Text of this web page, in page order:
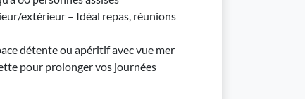
extérieur – Idéal repas, réunions
détente ou apéritif avec vue mer
pour prolonger vos journées